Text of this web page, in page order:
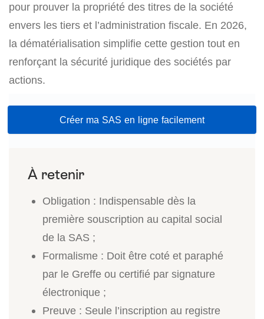
pour prouver la propriété des titres de la société
envers les tiers et l’administration fiscale. En 2026,
la dématérialisation simplifie cette gestion tout en
renforçant la sécurité juridique des sociétés par
actions.
Créer ma SAS en ligne facilement
Obligation : Indispensable dès la
première souscription au capital social
de la SAS ;
Formalisme : Doit être coté et paraphé
par le Greffe ou certifié par signature
électronique ;
Preuve : Seule l’inscription au registre